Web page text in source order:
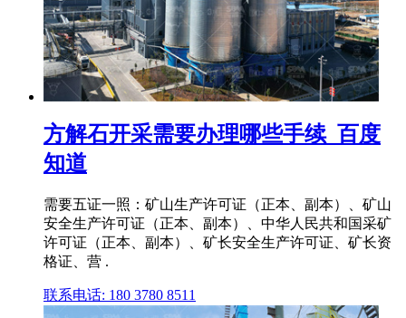
方解石开采需要办理哪些手续_百度
知道
需要五证一照：矿山生产许可证（正本、副本）、矿山
安全生产许可证（正本、副本）、中华人民共和国采矿
许可证（正本、副本）、矿长安全生产许可证、矿长资
格证、营 .
联系电话: 180 3780 8511